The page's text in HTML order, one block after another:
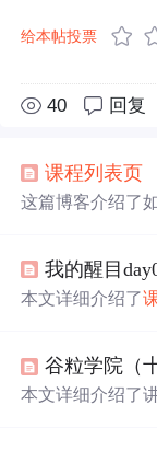
给本帖投票
40 回复
课程列表页
这篇博客介绍了
的显示。此外，
视频加密播放的
我的醒目
本文详细介绍了
接口实现方案。
谷粒学院（
本文详细介绍了